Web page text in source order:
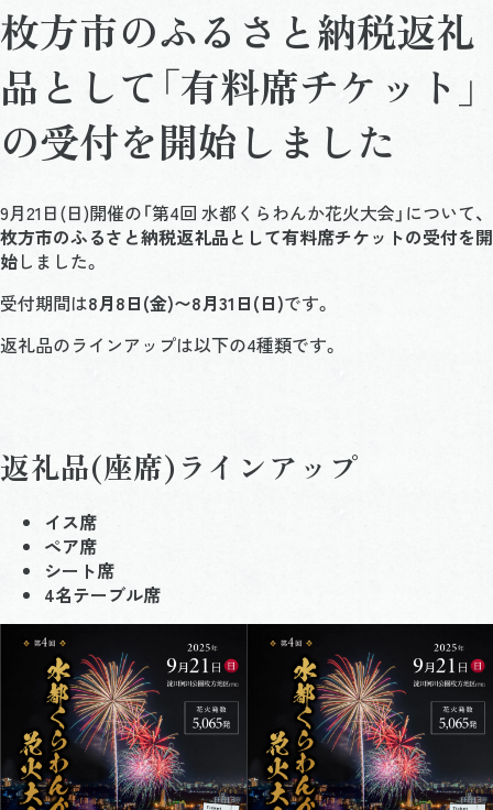
枚方市のふるさと納税返礼
品として「有料席チケット」
の受付を開始しました
9月21日(日)開催の「第4回 水都くらわんか花火大会」について、
枚方市のふるさと納税返礼品として有料席チケットの受付を開
始しました。
受付期間は8月8日(金)〜8月31日(日)です。
返礼品のラインアップは以下の4種類です。
返礼品(座席)ラインアップ
イス席
ペア席
シート席
4名テーブル席